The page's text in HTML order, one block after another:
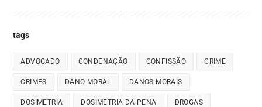
tags
ADVOGADO CONDENAÇÃO CONFISSÃO CRIME
CRIMES DANO MORAL DANOS MORAIS
DOSIMETRIA DOSIMETRIA DA PENA DROGAS